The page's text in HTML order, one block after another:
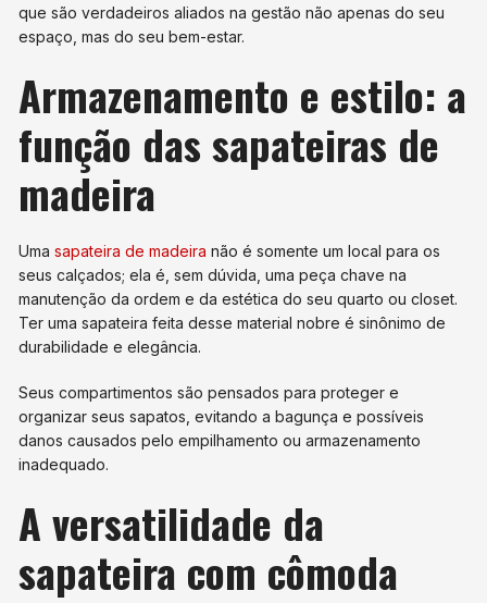
que são verdadeiros aliados na gestão não apenas do seu
espaço, mas do seu bem-estar.
Armazenamento e estilo: a
função das sapateiras de
madeira
Umasapateira de madeira não é somente um local para os
seus calçados; ela é, sem dúvida, uma peça chave na
manutenção da ordem e da estética do seu quarto ou closet.
Ter uma sapateira feita desse material nobre é sinônimo de
durabilidade e elegância.
Seus compartimentos são pensados para proteger e
organizar seus sapatos, evitando a bagunça e possíveis
danos causados pelo empilhamento ou armazenamento
inadequado.
A versatilidade da
sapateira com cômoda